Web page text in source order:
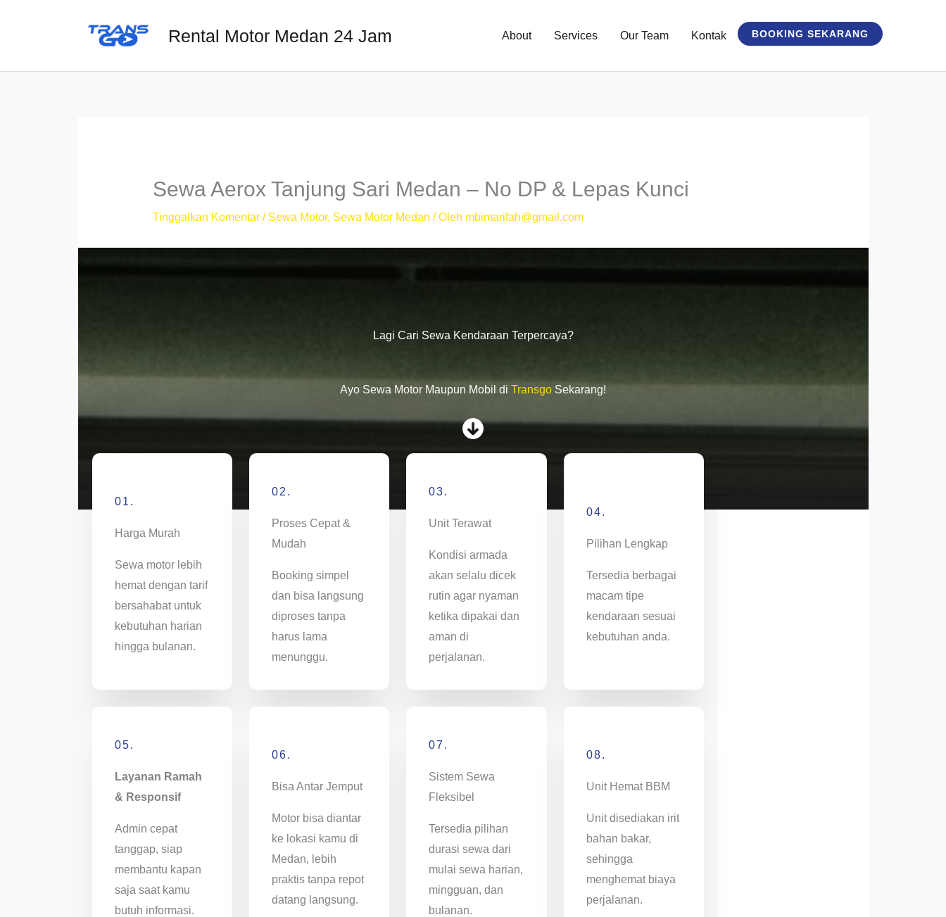
Rental Motor Medan 24 Jam About Services Our Team Kontak BOOKING SEKARANG
Sewa Aerox Tanjung Sari Medan – No DP & Lepas Kunci
Tinggalkan Komentar / Sewa Motor, Sewa Motor Medan / Oleh mbimarifah@gmail.com
Lagi Cari Sewa Kendaraan Terpercaya?
Ayo Sewa Motor Maupun Mobil di Transgo Sekarang!
01.
Harga Murah
Sewa motor lebih
hemat dengan tarif
bersahabat untuk
kebutuhan harian
hingga bulanan.
02.
Proses Cepat &
Mudah
Booking simpel
dan bisa langsung
diproses tanpa
harus lama
menunggu.
03.
Unit Terawat
Kondisi armada
akan selalu dicek
rutin agar nyaman
ketika dipakai dan
aman di
perjalanan.
04.
Pilihan Lengkap
Tersedia berbagai
macam tipe
kendaraan sesuai
kebutuhan anda.
05.
Layanan Ramah
& Responsif
Admin cepat
tanggap, siap
membantu kapan
saja saat kamu
butuh informasi.
06.
Bisa Antar Jemput
Motor bisa diantar
ke lokasi kamu di
Medan, lebih
praktis tanpa repot
datang langsung.
07.
Sistem Sewa
Fleksibel
Tersedia pilihan
durasi sewa dari
mulai sewa harian,
mingguan, dan
bulanan.
08.
Unit Hemat BBM
Unit disediakan irit
bahan bakar,
sehingga
menghemat biaya
perjalanan.